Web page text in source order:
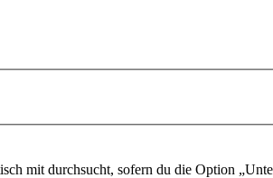
mit durchsucht, sofern du die Option